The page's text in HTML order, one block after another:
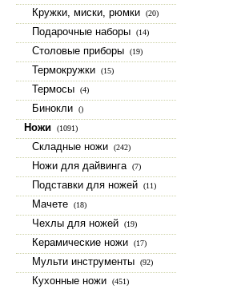
Кружки, миски, рюмки (20)
Подарочные наборы (14)
Столовые приборы (19)
Термокружки (15)
Термосы (4)
Бинокли ()
Ножи (1091)
Складные ножи (242)
Ножи для дайвинга (7)
Подставки для ножей (11)
Мачете (18)
Чехлы для ножей (19)
Керамические ножи (17)
Мульти инструменты (92)
Кухонные ножи (451)